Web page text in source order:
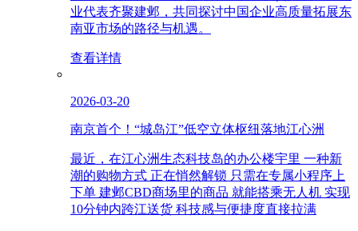
业代表齐聚建邺，共同探讨中国企业高质量拓展东
南亚市场的路径与机遇。
查看详情
2026-03-20
南京首个！“城岛江”低空立体枢纽落地江心洲
最近，在江心洲生态科技岛的办公楼宇里 一种新
潮的购物方式 正在悄然解锁 只需在专属小程序上
下单 建邺CBD商场里的商品 就能搭乘无人机 实现
10分钟内跨江送货 科技感与便捷度直接拉满